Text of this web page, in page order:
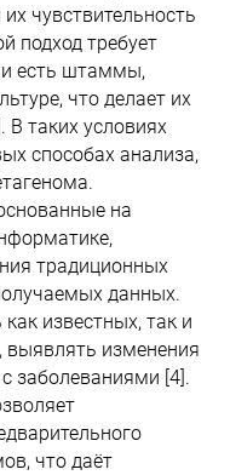
чувствительность
подход требует
и есть штаммы,
что делает их
таких условиях
способах анализа,
на
традиционных
данных.
известных, так и
выявлять изменения
заболеваниями [4].
что даёт